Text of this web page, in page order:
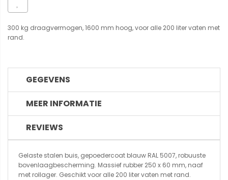
300 kg draagvermogen, 1600 mm hoog, voor alle 200 liter vaten met
rand.
GEGEVENS
MEER INFORMATIE
REVIEWS
Gelaste stalen buis, gepoedercoat blauw RAL 5007, robuuste
bovenlaagbescherming. Massief rubber 250 x 60 mm, naaf
met rollager. Geschikt voor alle 200 liter vaten met rand.